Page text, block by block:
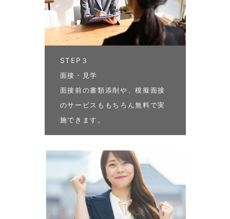
STEP３
面接・見学
面接前の書類添削や、模擬面接
のサービスももちろん無料で実
施できます。